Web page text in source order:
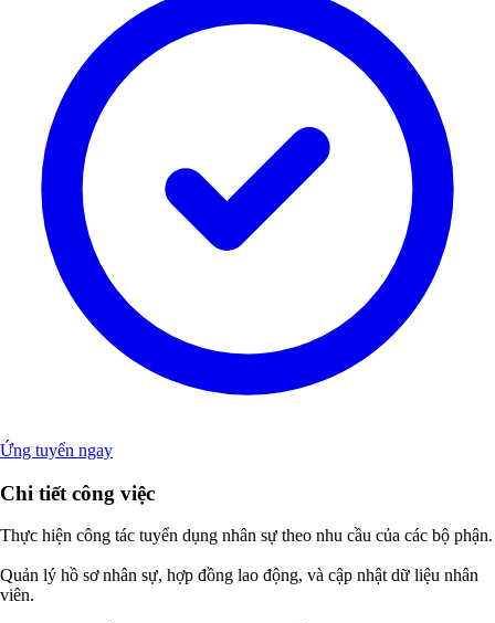
Ứng tuyển ngay
Chi tiết công việc
Thực hiện công tác tuyển dụng nhân sự theo nhu cầu của các bộ phận.
Quản lý hồ sơ nhân sự, hợp đồng lao động, và cập nhật dữ liệu nhân
viên.